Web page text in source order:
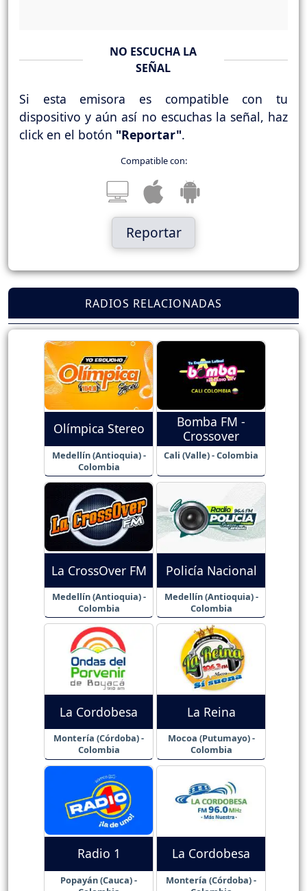
NO ESCUCHA LA
SEÑAL
Si esta emisora es compatible con tu
dispositivo y aún así no escuchas la señal, haz
click en el botón "Reportar".
Compatible con:
Reportar
RADIOS RELACIONADAS
Olímpica Stereo
Medellín (Antioquia) -
Colombia
Bomba FM -
Crossover
Cali (Valle) - Colombia
La CrossOver FM
Medellín (Antioquia) -
Colombia
Policía Nacional
Medellín (Antioquia) -
Colombia
La Cordobesa
Montería (Córdoba) -
Colombia
La Reina
Mocoa (Putumayo) -
Colombia
Radio 1
Popayán (Cauca) -
La Cordobesa
Montería (Córdoba) -